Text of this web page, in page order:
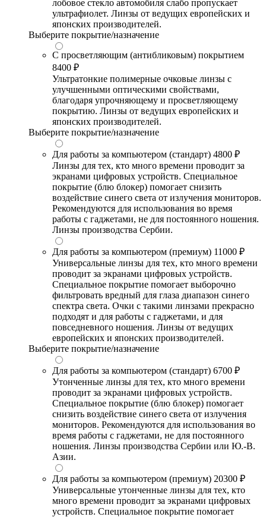
лобовое стекло автомобиля слабо пропускает
ультрафиолет. Линзы от ведущих европейских и
японских производителей.
Выберите покрытие/назначение
С просветляющим (антибликовым) покрытием
8400 ₽
Ультратонкие полимерные очковые линзы с
улучшенными оптическими свойствами,
благодаря упрочняющему и просветляющему
покрытию. Линзы от ведущих европейских и
японских производителей.
Выберите покрытие/назначение
Для работы за компьютером (стандарт) 4800 ₽
Линзы для тех, кто много времени проводит за
экранами цифровых устройств. Специальное
покрытие (блю блокер) помогает снизить
воздействие синего света от излучения мониторов.
Рекомендуются для использования во время
работы с гаджетами, не для постоянного ношения.
Линзы производства Сербии.
Для работы за компьютером (премиум) 11000 ₽
Универсальные линзы для тех, кто много времени
проводит за экранами цифровых устройств.
Специальное покрытие помогает выборочно
фильтровать вредный для глаза диапазон синего
спектра света. Очки с такими линзами прекрасно
подходят и для работы с гаджетами, и для
повседневного ношения. Линзы от ведущих
европейских и японских производителей.
Выберите покрытие/назначение
Для работы за компьютером (стандарт) 6700 ₽
Утонченные линзы для тех, кто много времени
проводит за экранами цифровых устройств.
Специальное покрытие (блю блокер) помогает
снизить воздействие синего света от излучения
мониторов. Рекомендуются для использования во
время работы с гаджетами, не для постоянного
ношения. Линзы производства Сербии или Ю.-В.
Азии.
Для работы за компьютером (премиум) 20300 ₽
Универсальные утонченные линзы для тех, кто
много времени проводит за экранами цифровых
устройств. Специальное покрытие помогает